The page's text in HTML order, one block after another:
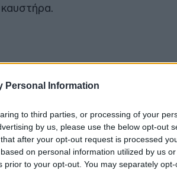
Personal Information
to third parties, or processing of your
by us, please use the below opt-out
after your opt-out request is processed
on personal information utilized by us
prior to your opt-out. You may separately
του συστήματος,
έως και 95%
θερμικές
διάρκεια του χρόνου.
επιλογή.
21:40
21:30